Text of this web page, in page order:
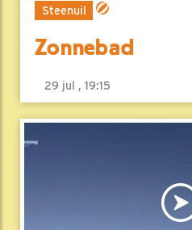
Steenuil
Zonnebad
29 jul , 19:15